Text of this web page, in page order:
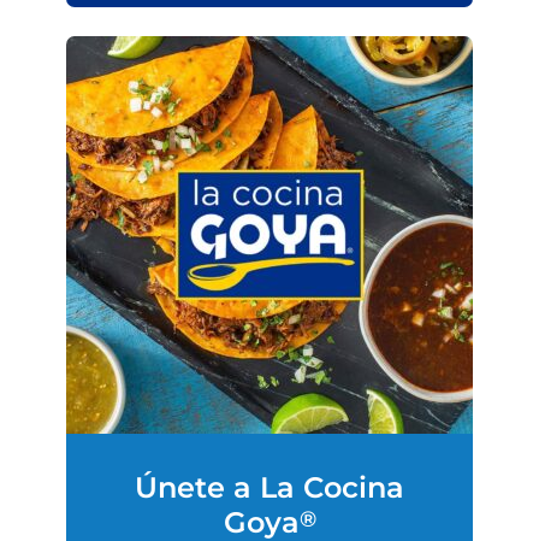
Únete a La Cocina
Goya®